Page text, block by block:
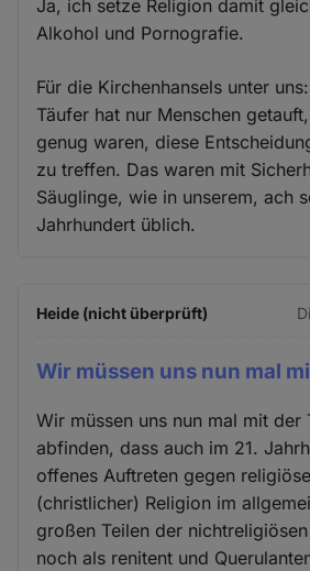
Ja, ich setze Religion damit
Alkohol und Pornografie.
Für die Kirchenhansels unter
Täufer hat nur Menschen
genug waren, diese
zu treffen. Das waren mit
Säuglinge, wie in unserem, ach
Jahrhundert üblich.
Heide (nicht überprüft)
Wir müssen uns nun mal
Wir müssen uns nun mal mit der
abfinden, dass auch im 21.
offenes Auftreten gegen
(christlicher) Religion im
großen Teilen der
noch als renitent und